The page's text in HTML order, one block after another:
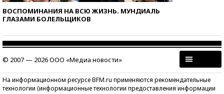
ВОСПОМИНАНИЯ НА ВСЮ ЖИЗНЬ. МУНДИАЛЬ
ГЛАЗАМИ БОЛЕЛЬЩИКОВ
© 2007 — 2026 ООО «Медиа новости»
На информационном ресурсе BFM.ru применяются рекомендательные
технологии (информационные технологии предоставления информации